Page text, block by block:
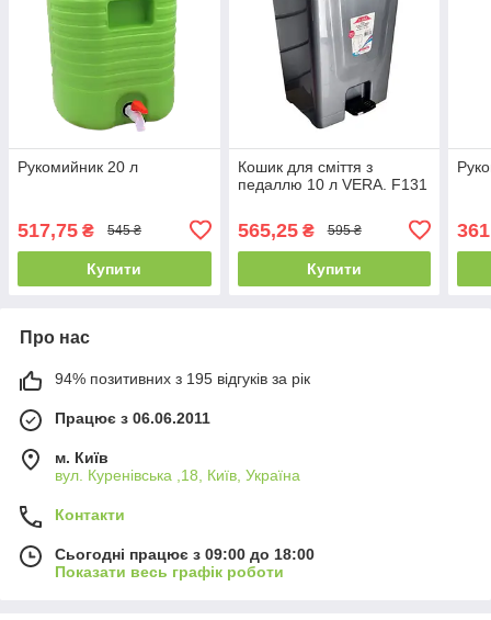
Рукомийник 20 л
517,75 ₴ 545 ₴
Купити
Кошик для сміття з
педаллю 10 л VERA. F131
565,25₴ 595 ₴
Купити
361
Про нас
94% позитивних з 195 відгуків за рік
Працює з 06.06.2011
м. Київ
вул. Куренівська ,18, Київ, Україна
Контакти
Сьогодні працює з 09:00 до 18:00
Показати весь графік роботи